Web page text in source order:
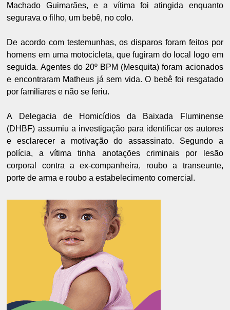
Machado Guimarães, e a vítima foi atingida enquanto
segurava o filho, um bebê, no colo.
De acordo com testemunhas, os disparos foram feitos por
homens em uma motocicleta, que fugiram do local logo em
seguida. Agentes do 20º BPM (Mesquita) foram acionados
e encontraram Matheus já sem vida. O bebê foi resgatado
por familiares e não se feriu.
A Delegacia de Homicídios da Baixada Fluminense
(DHBF) assumiu a investigação para identificar os autores
e esclarecer a motivação do assassinato. Segundo a
polícia, a vítima tinha anotações criminais por lesão
corporal contra a ex-companheira, roubo a transeunte,
porte de arma e roubo a estabelecimento comercial.